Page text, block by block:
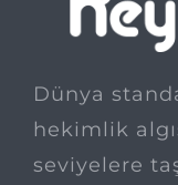
Dünya
hekimlik
seviyelere